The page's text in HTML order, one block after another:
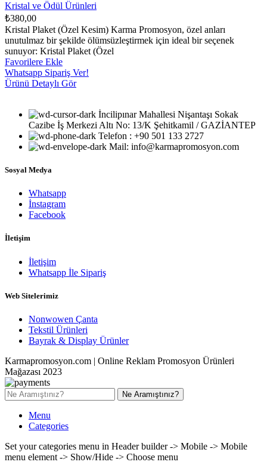
Kristal ve Ödül Ürünleri
₺380,00
Kristal Plaket (Özel Kesim) Karma Promosyon, özel anları
unutulmaz bir şekilde ölümsüzleştirmek için ideal bir seçenek
sunuyor: Kristal Plaket (Özel
Favorilere Ekle
Whatsapp Sipariş Ver!
Ürünü Detaylı Gör
İncilipınar Mahallesi Nişantaşı Sokak
Cazibe İş Merkezi Altı No: 13/K Şehitkamil / GAZİANTEP
Telefon : +90 501 133 2727
Mail: info@karmapromosyon.com
Sosyal Medya
Whatsapp
İnstagram
Facebook
İletişim
İletişim
Whatsapp İle Sipariş
Web Sitelerimiz
Nonwowen Çanta
Tekstil Ürünleri
Bayrak & Display Ürünler
Karmapromosyon.com | Online Reklam Promosyon Ürünleri
Mağazası 2023
Ne Aramıştınız?
Menu
Categories
Set your categories menu in Header builder -> Mobile -> Mobile
menu element -> Show/Hide -> Choose menu